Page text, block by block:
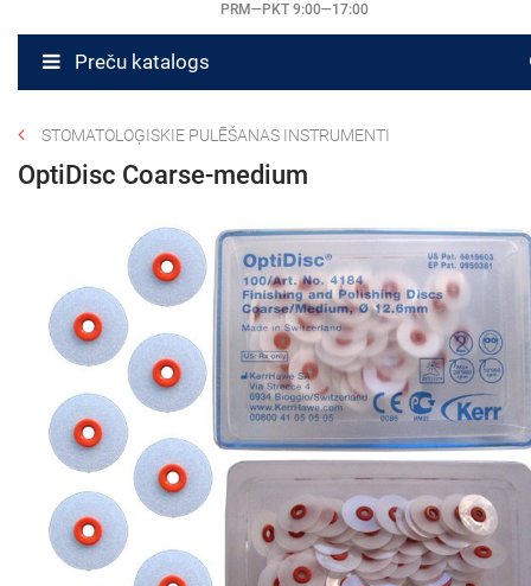
PRM—PKT 9:00—17:00
Preču katalogs
STOMATOLOĢISKIE PULĒŠANAS INSTRUMENTI
OptiDisc Coarse-medium